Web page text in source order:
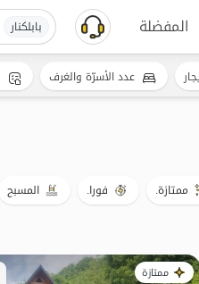
المفضلة بابلکنار
ممتازة. فورا. المسبح
ممتازة
عدد الأسرّة والغرف